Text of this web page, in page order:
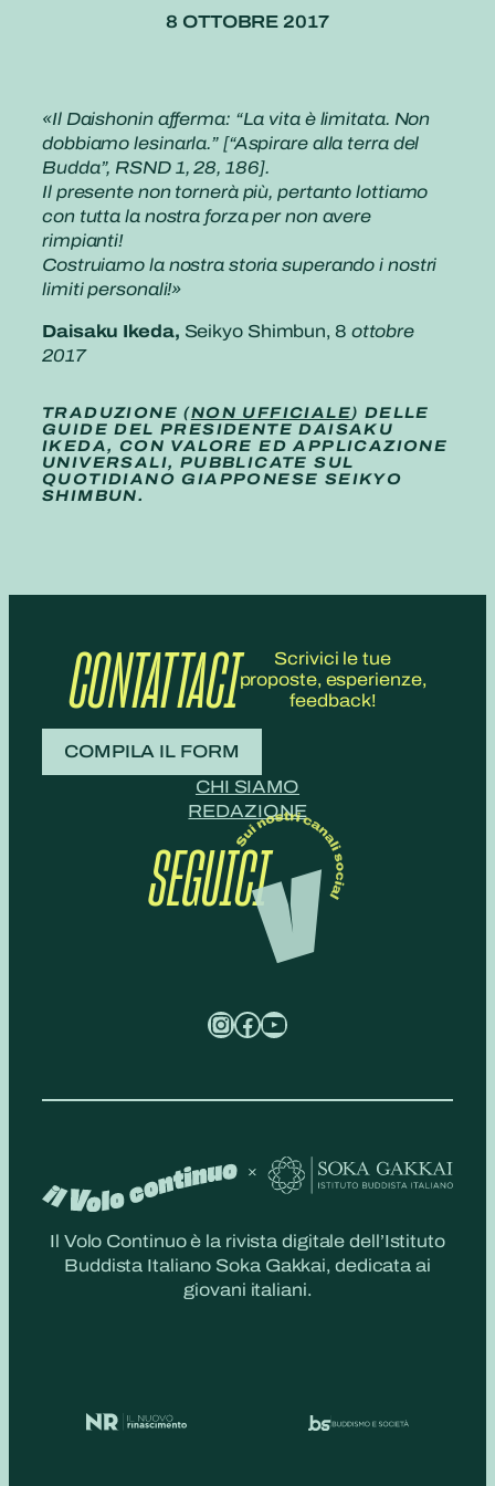
8 OTTOBRE 2017
«Il Daishonin afferma: “La vita è limitata. Non
dobbiamo lesinarla.” [“Aspirare alla terra del
Budda”, RSND 1, 28, 186].
Il presente non tornerà più, pertanto lottiamo
con tutta la nostra forza per non avere
rimpianti!
Costruiamo la nostra storia superando i nostri
limiti personali!»
Daisaku Ikeda, Seikyo Shimbun, 8 ottobre
2017
TRADUZIONE (NON UFFICIALE) DELLE
GUIDE DEL PRESIDENTE DAISAKU
IKEDA, CON VALORE ED APPLICAZIONE
UNIVERSALI, PUBBLICATE SUL
QUOTIDIANO GIAPPONESE SEIKYO
SHIMBUN.
CONTATTACI
Scrivici le tue
proposte, esperienze,
feedback!
COMPILA IL FORM
CHI SIAMO
REDAZIONE
SEGUICI
InstagramFacebook YouTube
Il Volo Continuo è la rivista digitale dell’Istituto
Buddista Italiano Soka Gakkai, dedicata ai
giovani italiani.